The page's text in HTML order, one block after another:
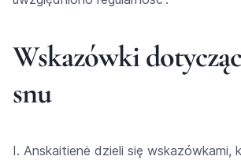
Wskazówki
snu
I. Anskaitienė dzieli się wskazówkami,